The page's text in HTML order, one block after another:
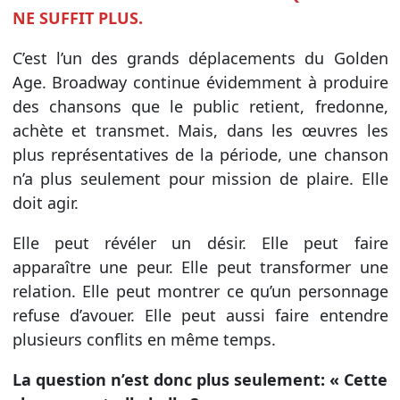
NE SUFFIT PLUS.
C’est l’un des grands déplacements du Golden
Age. Broadway continue évidemment à produire
des chansons que le public retient, fredonne,
achète et transmet. Mais, dans les œuvres les
plus représentatives de la période, une chanson
n’a plus seulement pour mission de plaire. Elle
doit agir.
Elle peut révéler un désir. Elle peut faire
apparaître une peur. Elle peut transformer une
relation. Elle peut montrer ce qu’un personnage
refuse d’avouer. Elle peut aussi faire entendre
plusieurs conflits en même temps.
La question n’est donc plus seulement: « Cette